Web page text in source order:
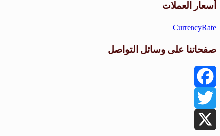
أسعار العملات
CurrencyRate
صفحاتنا على وسائل التواصل
Facebook
Twitter